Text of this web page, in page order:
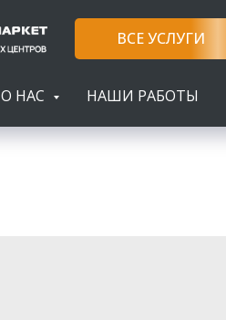
ВСЕ УСЛУГИ
О НАС НАШИ РАБОТЫ